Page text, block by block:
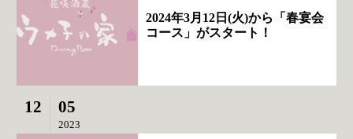
2024年3月12日(火)から「春宴会
コース」がスタート！
12 05
2023